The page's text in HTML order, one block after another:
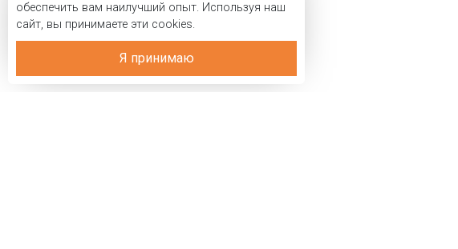
обеспечить вам наилучший опыт. Используя наш
сайт, вы принимаете эти cookies.
Я принимаю